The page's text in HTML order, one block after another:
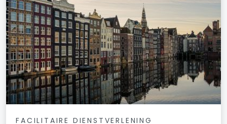
FACILITAIRE DIENSTVERLENING